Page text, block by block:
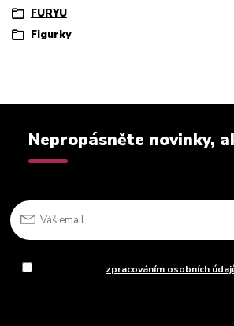
FURYU
Figurky
Nepropásněte novinky,
zpracováním osobních